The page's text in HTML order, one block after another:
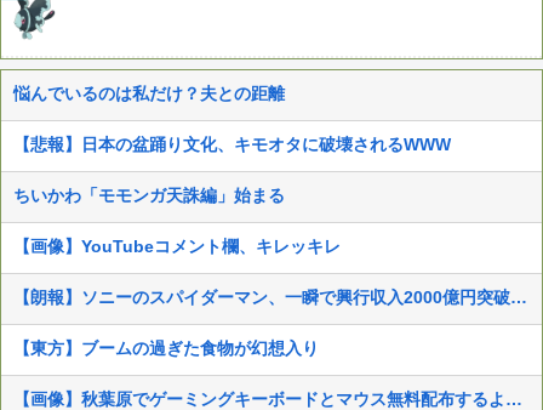
悩んでいるのは私だけ？夫との距離
【悲報】日本の盆踊り文化、キモオタに破壊されるWWW
ちいかわ「モモンガ天誅編」始まる
【画像】YouTubeコメント欄、キレッキレ
【朗報】ソニーのスパイダーマン、一瞬で興行収入2000億円突破…アニメ漫画が世界一人気とはなんだったのか
【東方】ブームの過ぎた食物が幻想入り
【画像】秋葉原でゲーミングキーボードとマウス無料配布するよ→結果